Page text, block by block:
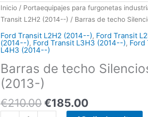
Inicio / Portaequipajes para furgonetas
Transit L2H2 (2014--) / Barras de techo
Ford Transit L2H2 (2014--), Ford Transit
(2014--), Ford Transit L3H3 (2014--), Ford
L4H3 (2014--)
Barras de techo
(2013-)
€210.00
El
precio
original
era:
€210.00.
€185.00
El
precio
actual
es:
Barras
de
Silenciosas
Ford
Transit
(2013-)
cantidad